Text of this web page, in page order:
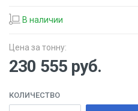
В наличии
Цена за тонну:
230 555 руб.
КОЛИЧЕСТВО